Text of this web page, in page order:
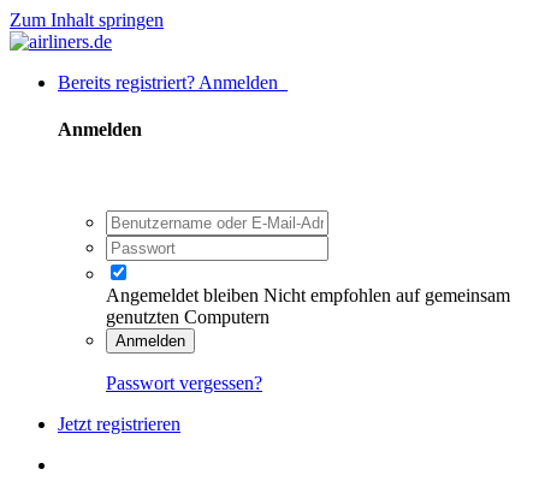
Zum Inhalt springen
Bereits registriert? Anmelden
Anmelden
Angemeldet bleiben Nicht empfohlen auf gemeinsam
genutzten Computern
Anmelden
Passwort vergessen?
Jetzt registrieren